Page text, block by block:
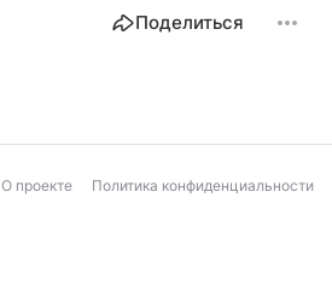
Поделиться
О проекте Политика конфиденциальности